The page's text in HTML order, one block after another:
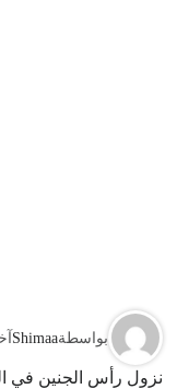
بواسطةShimaa
نزول رأس الجنين في